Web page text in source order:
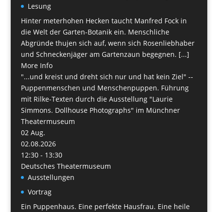
Lesung
Hinter meterhohen Hecken taucht Manfred Fock in
die Welt der Garten-Botanik ein. Menschliche
Abgründe thujen sich auf, wenn sich Rosenliebhaber
und Schneckenjäger am Gartenzaun begegnen. [...]
More Info
"...und kreist und dreht sich nur und hat kein Ziel" --
Puppenmenschen und Menschenpuppen. Führung
mit Rilke-Texten durch die Ausstellung "Laurie
Simmons. Dollhouse Photographs" im Münchner
Theatermuseum
02 Aug.
02.08.2026
12:30 - 13:30
Deutsches Theatermuseum
Ausstellungen
Vortrag
Ein Puppenhaus. Eine perfekte Hausfrau. Eine heile